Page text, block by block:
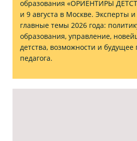
образования «ОРИЕНТИРЫ
и 9 августа в Москве. Эксперты
главные темы 2026 года:
образования, управление,
детства, возможности и будущее
педагога.